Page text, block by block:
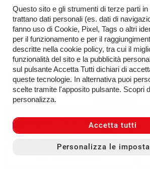
MAGGIORI
Questo sito e gli strumenti di terze parti
trattano dati personali (es. dati di
fanno uso di Cookie, Pixel, Tags o altri
per il funzionamento e per il
descritte nella cookie policy, tra cui il
funzionalità del sito e la pubblicità
sul pulsante Accetta Tutti dichiari di
queste tecnologie. In alternativa puoi
scelte tramite l'apposito pulsante. Scopri
personalizza.
Accetta tutti
Personalizza le